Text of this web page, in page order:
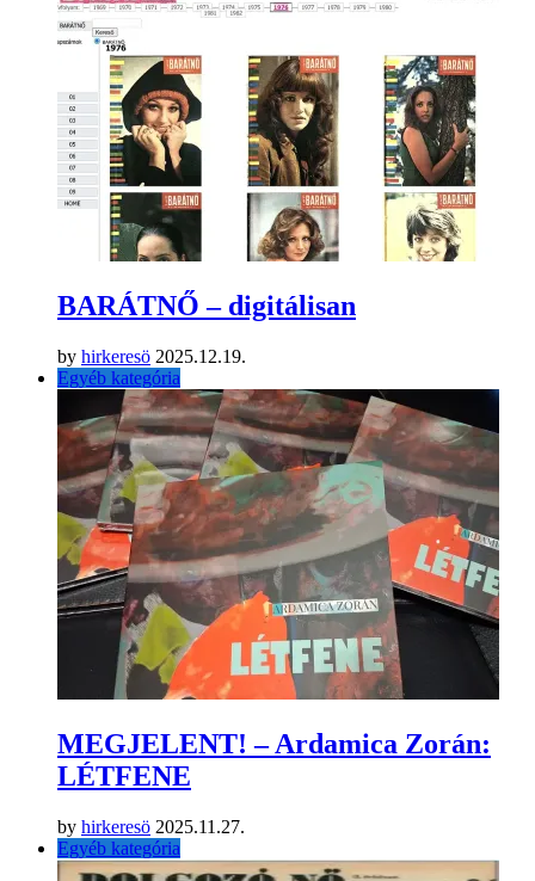
BARÁTNŐ – digitálisan
by hirkeresö 2025.12.19.
Egyéb kategória
MEGJELENT! – Ardamica Zorán:
LÉTFENE
by hirkeresö 2025.11.27.
Egyéb kategória